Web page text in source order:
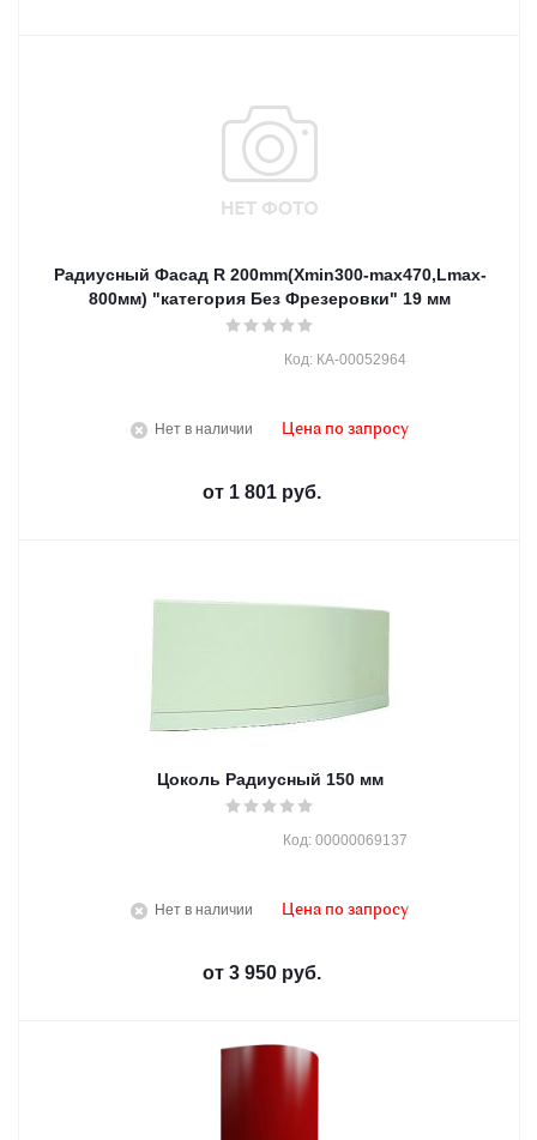
Радиусный Фасад R 200mm(Хmin300-max470,Lmax-
800мм) "категория Без Фрезеровки" 19 мм
Нет в наличии
Код: КА-00052964
Цена по запросу
от 1 801 руб.
Цоколь Радиусный 150 мм
Нет в наличии
Код: 00000069137
Цена по запросу
от 3 950 руб.